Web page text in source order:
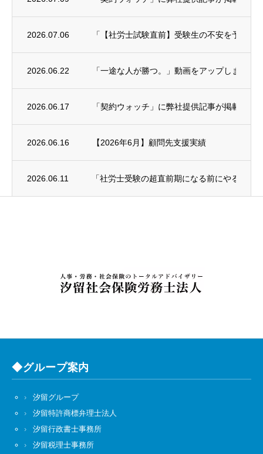
2026.07.06 「【社労士試験直前】受験生の不安を予備
2026.06.22 「一途な人が勝つ。」動画をアップしました
2026.06.17 「契約ウォッチ」に弊社提供記事が掲載され
2026.06.16 【2026年6月】顧問先支援実績
2026.06.11 「社労士受験の超直前期になる前にやること
◆グループ案内
汐留グループ
汐留特許商標弁理士法人
汐留行政書士事務所
汐留税理士事務所